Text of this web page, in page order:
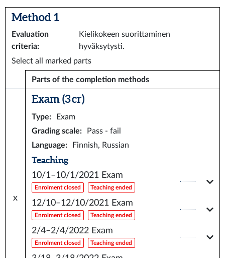
Method 1
Evaluation
criteria:
Kielikokeen suorittaminen
hyväksytysti.
Select all marked parts
Parts of the completion methods
x
Exam (3 cr)
Type:
Exam
Grading scale:
Pass - fail
Language: Finnish, Russian
Teaching
10/1–10/1/2021 Exam
Enrolment closed Teaching ended
12/10–12/10/2021 Exam
Enrolment closed Teaching ended
2/4–2/4/2022 Exam
Enrolment closed Teaching ended